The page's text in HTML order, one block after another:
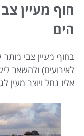
חוף מעיין
הים
בחוף מעיין צבי מותר
לאירועים) ולהשאר
אליו נחל ויוצר